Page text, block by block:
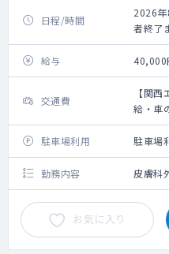
日程/時間
2026
者終了
給与 40,000
交通費
【関
給・車
駐車場利用 駐車場
勤務内容 皮膚科
お気に入り